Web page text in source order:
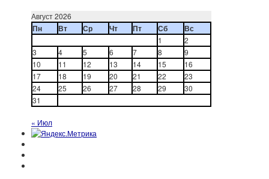
Август 2026
Пн Вт Ср Чт Пт Сб Вс
1
2
3
4 5 6 7 8
9
10
11 12 13 14 15
16
17
18 19 20 21 22
23
24
25 26 27 28 29
30
31
« Июл